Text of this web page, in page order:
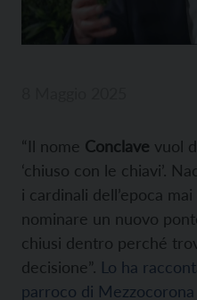
“Il nome Conclave vuol
‘chiuso con le chiavi’.
i cardinali dell’epoca
nominare un nuovo
chiusi dentro perché
decisione”. Lo ha
parroco di